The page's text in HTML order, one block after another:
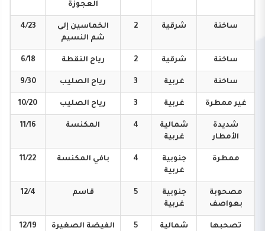
العجوزة
ساخنة شرقية 2
الخماسين إلى
شم النسيم
4/23
ساخنة شرقية 2 رياح النقطة 6/18
ساخنة غربية 3 رياح الصليب 9/30
غير ممطرة غربية 3 رياح الصليب 10/20
شديدة
الأمطار
شمالية
غربية
4 المكنسة 11/16
ممطرة
جنوبية
غربية
4 بافي المكنسة 11/22
مصحوبة
بعواصف
جنوبية
غربية
5 قاسم 12/4
تصحبها
شمالية
5 الفيضة الصغيرة 12/19